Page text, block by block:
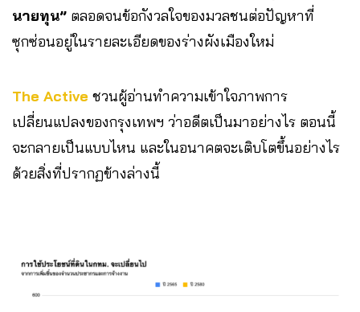
นายทุน” ตลอดจนข้อกังวลใจของมวลชนต่อปัญหาที่
ซุกซ่อนอยู่ในรายละเอียดของร่างผังเมืองใหม่
The Active ชวนผู้อ่านทำความเข้าใจภาพการ
เปลี่ยนแปลงของกรุงเทพฯ ว่าอดีตเป็นมาอย่างไร ตอนนี้
จะกลายเป็นแบบไหน และในอนาคตจะเติบโตขึ้นอย่างไร
ด้วยสิ่งที่ปรากฏข้างล่างนี้